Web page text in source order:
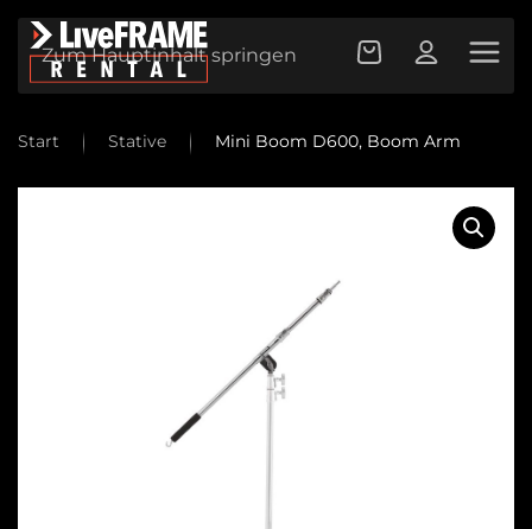
Zum Hauptinhalt springen
Start Stative Mini Boom D600, Boom Arm